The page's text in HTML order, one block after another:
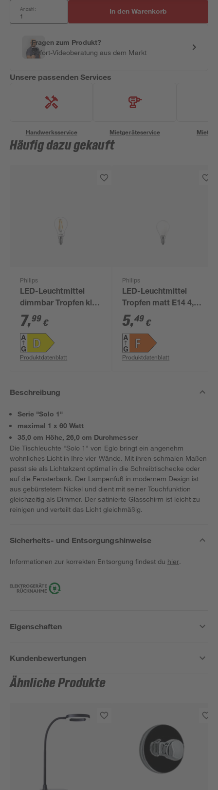
Anzahl: In den Warenkorb
Fragen zum Produkt?
Sofort-Videoberatung aus dem Markt
Unsere passenden Services
Handwerksservice Mietgeräteservice
Häufig dazu gekauft
Philips
LED-Leuchtmittel
dimmbar Tropfen klar
E14 3,4 W 475 lm
warmweiß
7,99 €
Produktdatenblatt
Philips
LED-Leuchtmittel
Tropfen matt E14 4,3
W 470 lm warmweiß
5,49 €
Produktdatenblatt
Beschreibung
Serie "Solo 1"
maximal 1 x 60 Watt
35,0 cm Höhe, 26,0 cm Durchmesser
Die Tischleuchte "Solo 1" von Eglo bringt ein angenehm
wohnliches Licht in Ihre vier Wände. Mit ihren schmalen Maßen
passt sie als Lichtakzent optimal in die Schreibtischecke oder
auf die Fensterbank. Der Lampenfuß in modernem Design ist
aus gebürstetem Nickel und dient mit seiner Touchfunktion
gleichzeitig als Dimmer. Der satinierte Glasschirm ist leicht zu
reinigen und verteilt das Licht gleichmäßig.
Sicherheits- und Entsorgungshinweise
Informationen zur korrekten Entsorgung findest du hier.
Eigenschaften
Kundenbewertungen
Ähnliche Produkte